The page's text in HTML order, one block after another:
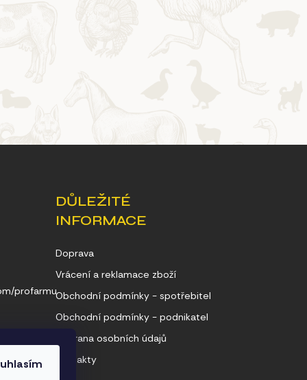
profarmu
DŮLEŽITÉ
INFORMACE
Doprava
Vrácení a reklamace zboží
Obchodní podmínky - spotřebitel
Obchodní podmínky - podnikatel
Ochrana osobních údajů
Kontakty